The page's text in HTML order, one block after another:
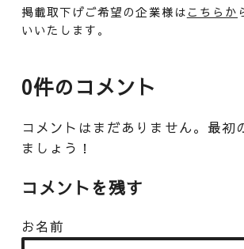
掲載取下げご希望の企業様は こちらか
いいたします。
0件のコメント
コメントはまだありません。最初
ましょう！
コメントを残す
お名前